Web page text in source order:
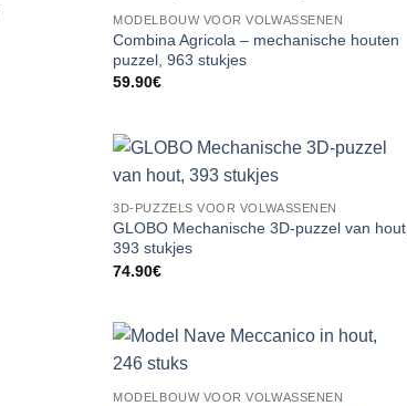
MODELBOUW VOOR VOLWASSENEN
Combina Agricola – mechanische houten
puzzel, 963 stukjes
59.90€
3D-PUZZELS VOOR VOLWASSENEN
GLOBO Mechanische 3D-puzzel van hout,
393 stukjes
74.90€
MODELBOUW VOOR VOLWASSENEN